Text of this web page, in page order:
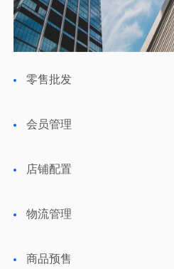
零售批发
会员管理
店铺配置
物流管理
商品预售